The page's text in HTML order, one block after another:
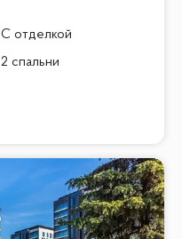
С отделкой
2 спальни